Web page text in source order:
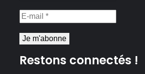
E-
mail
*
Restons connectés !